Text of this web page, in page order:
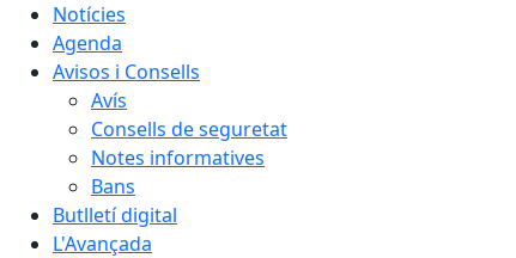
Notícies
Agenda
Avisos i Consells
Avís
Consells de seguretat
Notes informatives
Bans
Butlletí digital
L'Avançada